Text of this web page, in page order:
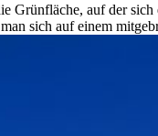
auf der
sich auf einem